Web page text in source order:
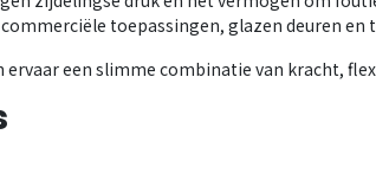
toepassingen, glazen deuren
ervaar een slimme combinatie van kracht,